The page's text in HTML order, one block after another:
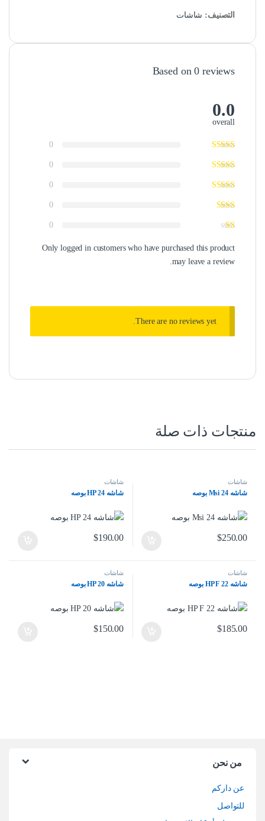
التصنيف: شاشات
Based on 0 reviews
0.0
overall
0
0
0
0
0
Only logged in customers who have purchased this product
may leave a review.
There are no reviews yet.
منتجات ذات صلة
شاشات
شاشه Msi 24 بوصه
$250.00
شاشات
شاشه HP 24 بوصه
$190.00
شاشات
شاشه HP F 22 بوصه
$185.00
شاشات
شاشه HP 20 بوصه
$150.00
من نحن
عن داركم
للتواصل